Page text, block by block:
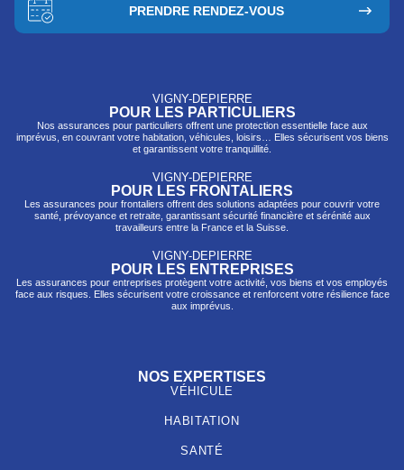
PRENDRE RENDEZ-VOUS
VIGNY-DEPIERRE
POUR LES PARTICULIERS
Nos assurances pour particuliers offrent une protection essentielle face aux
imprévus, en couvrant votre habitation, véhicules, loisirs… Elles sécurisent vos biens
et garantissent votre tranquillité.
VIGNY-DEPIERRE
POUR LES FRONTALIERS
Les assurances pour frontaliers offrent des solutions adaptées pour couvrir votre
santé, prévoyance et retraite, garantissant sécurité financière et sérénité aux
travailleurs entre la France et la Suisse.
VIGNY-DEPIERRE
POUR LES ENTREPRISES
Les assurances pour entreprises protègent votre activité, vos biens et vos employés
face aux risques. Elles sécurisent votre croissance et renforcent votre résilience face
aux imprévus.
NOS EXPERTISES
VÉHICULE
HABITATION
SANTÉ